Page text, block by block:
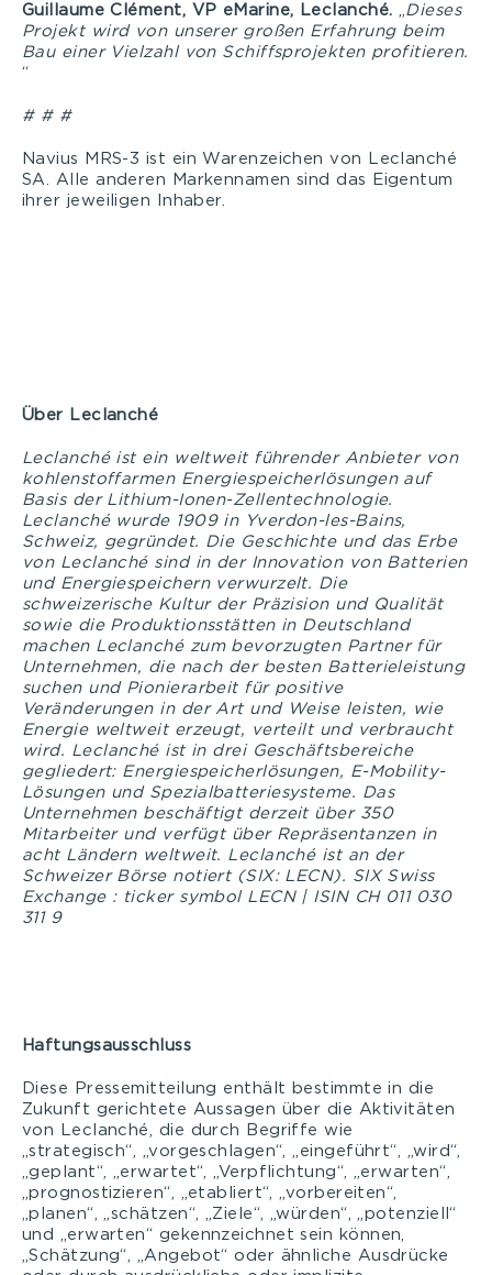
Guillaume Clément, VP eMarine, Leclanché. „Dieses
Projekt wird von unserer großen Erfahrung beim
Bau einer Vielzahl von Schiffsprojekten profitieren.
“
# # #
Navius MRS-3 ist ein Warenzeichen von Leclanché
SA. Alle anderen Markennamen sind das Eigentum
ihrer jeweiligen Inhaber.
Über Leclanché
Leclanché ist ein weltweit führender Anbieter von
kohlenstoffarmen Energiespeicherlösungen auf
Basis der Lithium-Ionen-Zellentechnologie.
Leclanché wurde 1909 in Yverdon-les-Bains,
Schweiz, gegründet. Die Geschichte und das Erbe
von Leclanché sind in der Innovation von Batterien
und Energiespeichern verwurzelt. Die
schweizerische Kultur der Präzision und Qualität
sowie die Produktionsstätten in Deutschland
machen Leclanché zum bevorzugten Partner für
Unternehmen, die nach der besten Batterieleistung
suchen und Pionierarbeit für positive
Veränderungen in der Art und Weise leisten, wie
Energie weltweit erzeugt, verteilt und verbraucht
wird. Leclanché ist in drei Geschäftsbereiche
gegliedert: Energiespeicherlösungen, E-Mobility-
Lösungen und Spezialbatteriesysteme. Das
Unternehmen beschäftigt derzeit über 350
Mitarbeiter und verfügt über Repräsentanzen in
acht Ländern weltweit. Leclanché ist an der
Schweizer Börse notiert (SIX: LECN). SIX Swiss
Exchange : ticker symbol LECN | ISIN CH 011 030
311 9
Haftungsausschluss
Diese Pressemitteilung enthält bestimmte in die
Zukunft gerichtete Aussagen über die Aktivitäten
von Leclanché, die durch Begriffe wie
„strategisch“, „vorgeschlagen“, „eingeführt“, „wird“,
„geplant“, „erwartet“, „Verpflichtung“, „erwarten“,
„prognostizieren“, „etabliert“, „vorbereiten“,
„planen“, „schätzen“, „Ziele“, „würden“, „potenziell“
und „erwarten“ gekennzeichnet sein können,
„Schätzung“, „Angebot“ oder ähnliche Ausdrücke